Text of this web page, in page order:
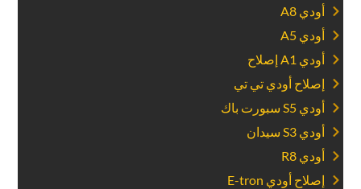
‏أودي A8‏
‏أودي A5‏
‏أودي A1 إصلاح‏
‏إصلاح أودي تي تي‏
‏أودي S5 سبورت باك‏
‏أودي S3 سيدان‏
‏أودي R8‏
‏إصلاح أودي E-tron‏